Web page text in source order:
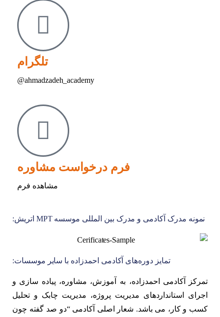
تلگرام
ahmadzadeh_academy@
فرم درخواست مشاوره
مشاهده فرم
نمونه مدرک آکادمی و مدرک بین المللی موسسه MPT اتریش:
تمایز دوره‌های آکادمی احمدزاده با سایر موسسات:
تمرکز آکادمی احمدزاده، به آموزش، مشاوره، پیاده سازی و
اجرای استانداردهای مدیریت پروژه، مدیریت چابک و تحلیل
کسب و کار، می باشد. شعار اصلی آکادمی “دو صد گفته چون